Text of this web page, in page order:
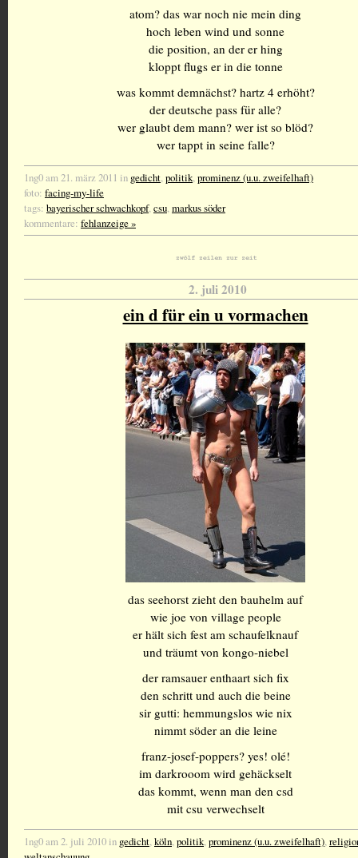
atom? das war noch nie mein ding
hoch leben wind und sonne
die position, an der er hing
kloppt flugs er in die tonne
was kommt demnächst? hartz 4 erhöht?
der deutsche pass für alle?
wer glaubt dem mann? wer ist so blöd?
wer tappt in seine falle?
1ng0 am 21. märz 2011 in gedicht,politik,prominenz (u.u. zweifelhaft)
foto: facing-my-life
tags: bayerischer schwachkopf,csu,markus söder
kommentare: fehlanzeige »
2. juli 2010
ein d für ein u vormachen
das seehorst zieht den bauhelm auf
wie joe von village people
er hält sich fest am schaufelknauf
und träumt von kongo-niebel
der ramsauer enthaart sich fix
den schritt und auch die beine
sir gutti: hemmungslos wie nix
nimmt söder an die leine
franz-josef-poppers? yes! olé!
im darkrooom wird gehäckselt
das kommt, wenn man den csd
mit csu verwechselt
1ng0 am 2. juli 2010 in gedicht,köln,politik,prominenz (u.u. zweifelhaft),